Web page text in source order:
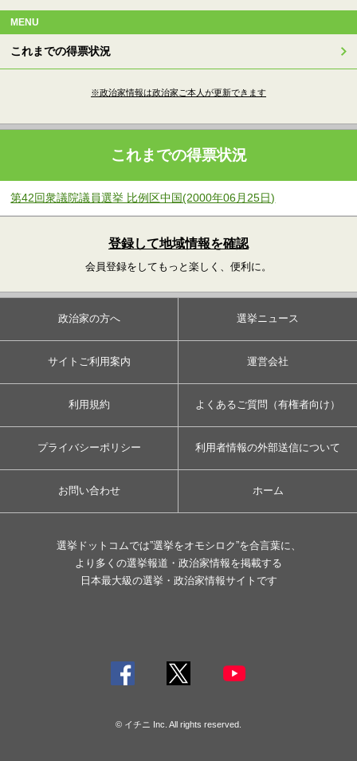
MENU
これまでの得票状況
※政治家情報は政治家ご本人が更新できます
これまでの得票状況
第42回衆議院議員選挙 比例区中国(2000年06月25日)
登録して地域情報を確認
会員登録をしてもっと楽しく、便利に。
政治家の方へ 選挙ニュース
サイトご利用案内 運営会社
利用規約 よくあるご質問（有権者向け）
プライバシーポリシー 利用者情報の外部送信について
お問い合わせ ホーム
選挙ドットコムでは”選挙をオモシロク”を合言葉に、
より多くの選挙報道・政治家情報を掲載する
日本最大級の選挙・政治家情報サイトです
© イチニ Inc. All rights reserved.